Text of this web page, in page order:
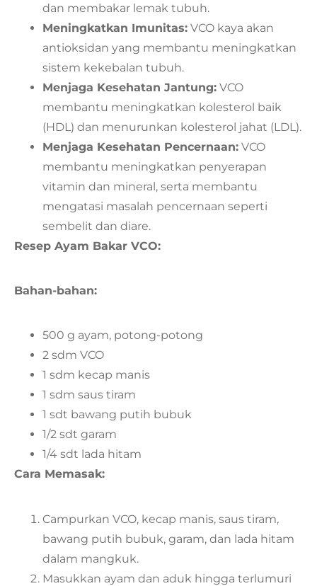
dan membakar lemak tubuh.
Meningkatkan Imunitas: VCO kaya akan
antioksidan yang membantu meningkatkan
sistem kekebalan tubuh.
Menjaga Kesehatan Jantung: VCO
membantu meningkatkan kolesterol baik
(HDL) dan menurunkan kolesterol jahat (LDL).
Menjaga Kesehatan Pencernaan: VCO
membantu meningkatkan penyerapan
vitamin dan mineral, serta membantu
mengatasi masalah pencernaan seperti
sembelit dan diare.
Resep Ayam Bakar VCO:
Bahan-bahan:
500 g ayam, potong-potong
2 sdm VCO
1 sdm kecap manis
1 sdm saus tiram
1 sdt bawang putih bubuk
1/2 sdt garam
1/4 sdt lada hitam
Cara Memasak:
Campurkan VCO, kecap manis, saus tiram,
bawang putih bubuk, garam, dan lada hitam
dalam mangkuk.
Masukkan ayam dan aduk hingga terlumuri